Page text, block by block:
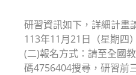
研習資訊如下，詳細計畫
113年11月21日（星期四
(二)報名方式：請至全國
碼4756404搜尋，研習前